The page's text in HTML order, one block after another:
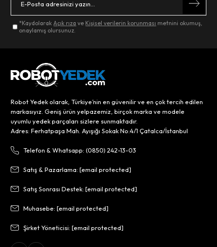
*KaydolarakAçık rıza ve Kişisel verilerin korunması metnini okumuş,
onaylamış olursunuz.
Robot Yedek olarak, Türkiye’nin en güvenilir ve en çok tercih edilen
markasıyız. Geniş ürün yelpazemiz, birçok marka ve modele
uyumlu yedek parçaları sizlere sunmaktadır.
Adres: Ferhatpaşa Mah. Ayışığı Sokak No:4/1 Çatalca/İstanbul
Telefon & Whatsapp: (0850) 242-13-03
Satış & Pazarlama:[email protected]
Satış Sonrası Destek:[email protected]
Muhasebe:[email protected]
Şirket Yöneticisi:[email protected]